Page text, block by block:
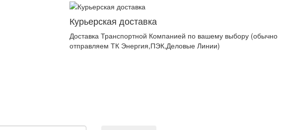
Курьерская доставка
Доставка Транспортной Компанией по вашему выбору (обычно
отправляем ТК Энергия,ПЭК,Деловые Линии)